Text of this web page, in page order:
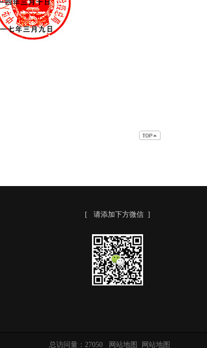
[ 请添加下方微信 ]
总访问量： 27050 网站地图 网站地图